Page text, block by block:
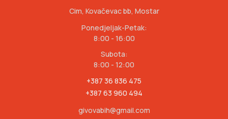
Cim, Kovačevac bb, Mostar
Ponedjeljak-Petak:
8:00 - 16:00
Subota:
8:00 - 12:00
+387 36 836 475
+387 63 960 494
givovabih@gmail.com